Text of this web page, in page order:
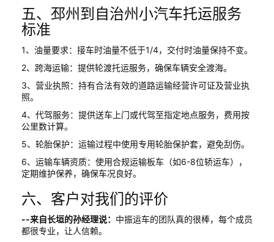
五、邳州到自治州小汽车托运服务
标准
1、油量要求：接车时油量不低于1/4，交付时油量保持不变。
2、跨海运输：提供轮渡托运服务，确保车辆安全渡海。
3、营业执照：持有合法有效的道路运输经营许可证及营业执
照。
4、代驾服务：提供送车上门或代驾至指定地点服务，费用按
公里数计算。
5、轮胎保护：运输过程中使用专用轮胎保护套，避免刮伤。
6、运输车辆资质：使用合规运输板车（如6-8位轿运车），
定期维护保养，确保车况良好。
六、客户对我们的评价
--来自长垣的孙经理说： 中振运车的团队真的很棒，每个成员
都很专业，让人信赖。